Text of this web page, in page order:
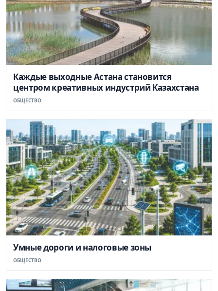
Каждые выходные Астана становится
центром креативных индустрий Казахстана
ОБЩЕСТВО
Умные дороги и налоговые зоны
ОБЩЕСТВО